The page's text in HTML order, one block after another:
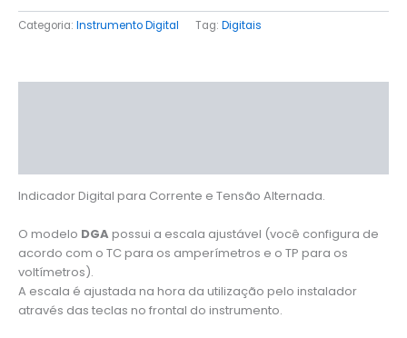
Categoria: Instrumento Digital Tag: Digitais
Indicador Digital para Corrente e Tensão Alternada.
O modelo DGApossui a escala ajustável (você configura de
acordo com o TC para os amperímetros e o TP para os
voltímetros).
A escala é ajustada na hora da utilização pelo instalador
através das teclas no frontal do instrumento.